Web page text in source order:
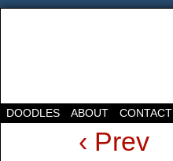
DOODLES ABOUT CONTACT
‹ Prev